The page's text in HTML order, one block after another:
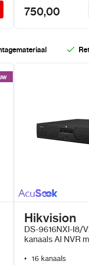
750,00
Hikvision
DS-9616NXI-I8/
kanaals AI NVR
16 kanaals